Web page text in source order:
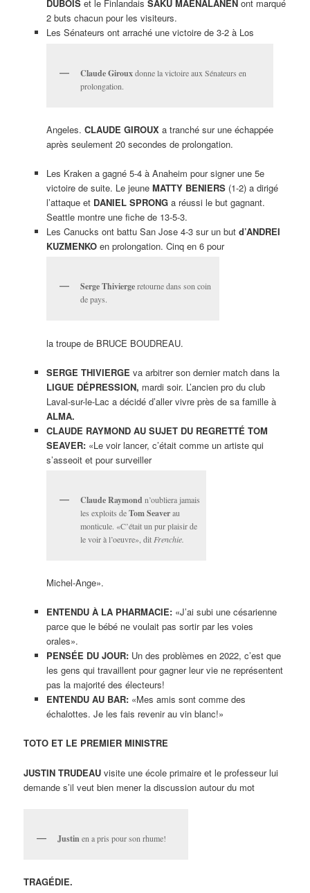
DUBOISet le Finlandais SAKU MAENALANEN ont marqué
2 buts chacun pour les visiteurs.
Les Sénateurs ont arraché une victoire de 3-2 à Los
Claude Girouxdonne la victoire aux Sénateurs en
prolongation.
Angeles. CLAUDE GIROUXa tranché sur une échappée
après seulement 20 secondes de prolongation.
Les Kraken a gagné 5-4 à Anaheim pour signer une 5e
victoire de suite. Le jeune MATTY BENIERS(1-2) a dirigé
l’attaque et DANIEL SPRONGa réussi le but gagnant.
Seattle montre une fiche de 13-5-3.
Les Canucks ont battu San Jose 4-3 sur un but d’ANDREI
KUZMENKOen prolongation. Cinq en 6 pour
Serge Thiviergeretourne dans son coin
de pays.
la troupe de BRUCE BOUDREAU.
SERGE THIVIERGE va arbitrer son dernier match dans la
LIGUE DÉPRESSION, mardi soir. L’ancien pro du club
Laval-sur-le-Lac a décidé d’aller vivre près de sa famille à
ALMA.
CLAUDE RAYMOND AU SUJET DU REGRETTÉ TOM
SEAVER: «Le voir lancer, c’était comme un artiste qui
s’asseoit et pour surveiller
Claude Raymond n’oubliera jamais
les exploits deTom Seaverau
monticule. «C’était un pur plaisir de
le voir à l’oeuvre», dit Frenchie.
Michel-Ange».
ENTENDU À LA PHARMACIE:«J’ai subi une césarienne
parce que le bébé ne voulait pas sortir par les voies
orales».
PENSÉE DU JOUR: Un des problèmes en 2022, c’est que
les gens qui travaillent pour gagner leur vie ne représentent
pas la majorité des électeurs!
ENTENDU AU BAR: «Mes amis sont comme des
échalottes. Je les fais revenir au vin blanc!»
TOTO ET LE PREMIER MINISTRE
JUSTIN TRUDEAU visite une école primaire et le professeur lui
demande s’il veut bien mener la discussion autour du mot
Justin en a pris pour son rhume!
TRAGÉDIE.